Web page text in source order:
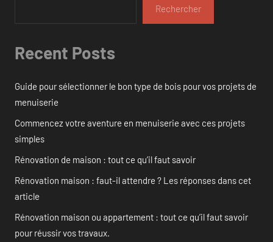
Rechercher
Recent Posts
Guide pour sélectionner le bon type de bois pour vos projets de
menuiserie
Commencez votre aventure en menuiserie avec ces projets
simples
Rénovation de maison : tout ce qu’il faut savoir
Rénovation maison : faut-il attendre ? Les réponses dans cet
article
Rénovation maison ou appartement : tout ce qu’il faut savoir
pour réussir vos travaux.